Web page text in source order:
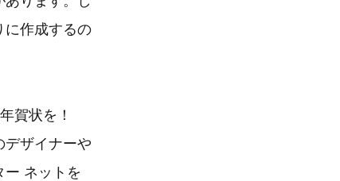
に作成するの
賀状を！
デザイナーや
ー ネットを